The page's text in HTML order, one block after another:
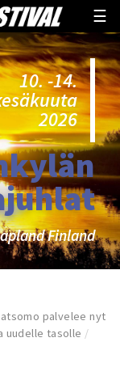
☰
10. -14.
2026
Finland
palvelee nyt
uudelle tasolle /